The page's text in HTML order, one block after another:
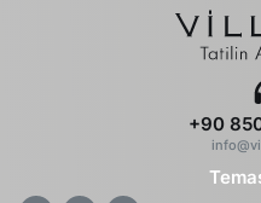
+90